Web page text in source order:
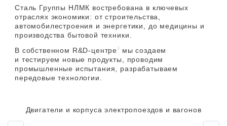
Сталь Группы НЛМК востребована в ключевых
отраслях экономики: от строительства,
автомобилестроения и энергетики, до медицины и
производства бытовой техники.
В собственном R&D-центре 3
мы создаем
и тестируем новые продукты, проводим
промышленные испытания, разрабатываем
передовые технологии.
Двигатели и корпуса электропоездов и вагонов